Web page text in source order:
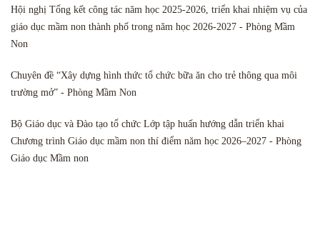
Hội nghị Tổng kết công tác năm học 2025-2026, triển khai nhiệm vụ của
giáo dục mầm non thành phố trong năm học 2026-2027 - Phòng Mầm
Non
Chuyên đề “Xây dựng hình thức tổ chức bữa ăn cho trẻ thông qua môi
trường mở” - Phòng Mầm Non
Bộ Giáo dục và Đào tạo tổ chức Lớp tập huấn hướng dẫn triển khai
Chương trình Giáo dục mầm non thí điểm năm học 2026–2027 - Phòng
Giáo dục Mầm non